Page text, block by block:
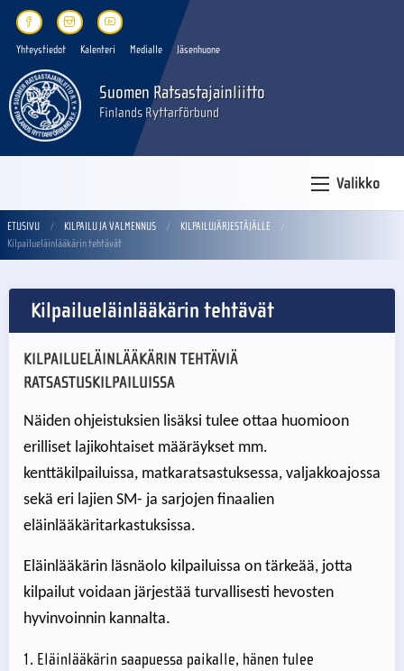
Yhteystiedot Kalenteri Medialle Jäsenhuone
Suomen Ratsastajainliitto
Finlands Ryttarförbund
Valikko
ETUSIVU KILPAILU JA VALMENNUS
KILPAILUJÄRJESTÄJÄLLE
Kilpailueläinlääkärin tehtävät
Kilpailueläinlääkärin tehtävät
KILPAILUELÄINLÄÄKÄRIN TEHTÄVIÄ
RATSASTUSKILPAILUISSA
Näiden ohjeistuksien lisäksi tulee ottaa huomioon
erilliset lajikohtaiset määräykset mm.
kenttäkilpailuissa, matkaratsastuksessa, valjakkoajossa
sekä eri lajien SM- ja sarjojen finaalien
eläinlääkäritarkastuksissa.
Eläinlääkärin läsnäolo kilpailuissa on tärkeää, jotta
kilpailut voidaan järjestää turvallisesti hevosten
hyvinvoinnin kannalta.
Eläinlääkärin saapuessa paikalle, hänen tulee